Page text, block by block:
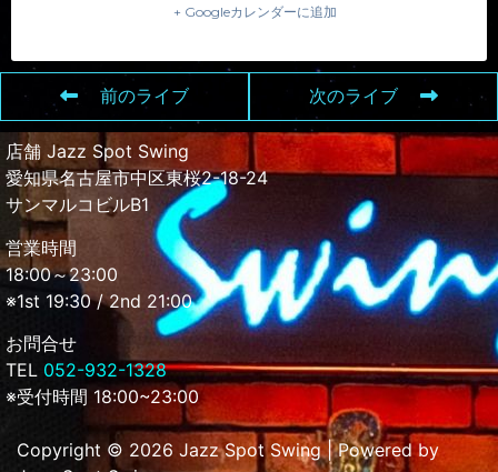
+ Googleカレンダーに追加
前のライブ 次のライブ
店舗 Jazz Spot Swing
愛知県名古屋市中区東桜2-18-24
サンマルコビルB1
営業時間
18:00～23:00
※1st 19:30 / 2nd 21:00
お問合せ
TEL 052-932-1328
※受付時間 18:00~23:00
Copyright © 2026 Jazz Spot Swing | Powered by